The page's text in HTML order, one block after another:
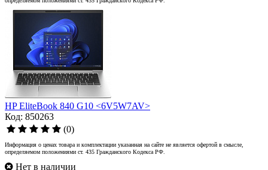
HP EliteBook 840 G10 <6V5W7AV>
Код: 850263
(0)
Информация о ценах товара и комплектации указанная на сайте не является офертой в смысле,
определяемом положениями ст. 435 Гражданского Кодекса РФ.
Нет в наличии